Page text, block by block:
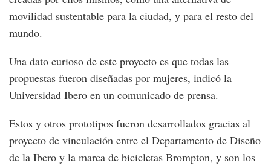
movilidad sustentable para la ciudad, y para el resto del
mundo.
Una dato curioso de este proyecto es que todas las
propuestas fueron diseñadas por mujeres, indicó la
Universidad Ibero en un comunicado de prensa.
Estos y otros prototipos fueron desarrollados gracias al
proyecto de vinculación entre el Departamento de Diseño
de la Ibero y la marca de bicicletas Brompton, y son los